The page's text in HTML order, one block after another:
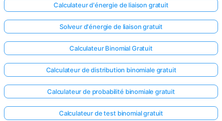
Calculateur d'énergie de liaison gratuit
Solveur d'énergie de liaison gratuit
Calculateur Binomial Gratuit
Calculateur de distribution binomiale gratuit
Calculateur de probabilité binomiale gratuit
Calculateur de test binomial gratuit